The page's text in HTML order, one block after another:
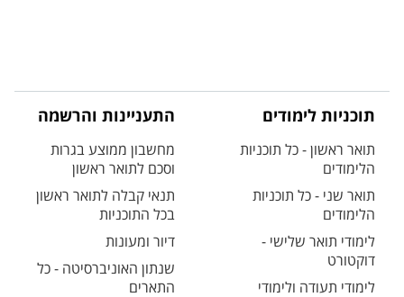
תוכניות לימודים
תואר ראשון - כל תוכניות
הלימודים
תואר שני - כל תוכניות
הלימודים
לימודי תואר שלישי -
דוקטורט
לימודי תעודה ולימודי
התעניינות והרשמה
מחשבון ממוצע בגרות
וסכם לתואר ראשון
תנאי קבלה לתואר ראשון
בכל התוכניות
דיור ומעונות
שנתון האוניברסיטה - כל
התארים